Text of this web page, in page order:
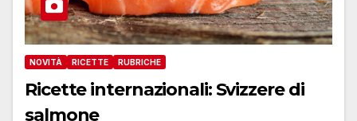
NOVITÀ RICETTE RUBRICHE
Ricette internazionali: Svizzere di
salmone